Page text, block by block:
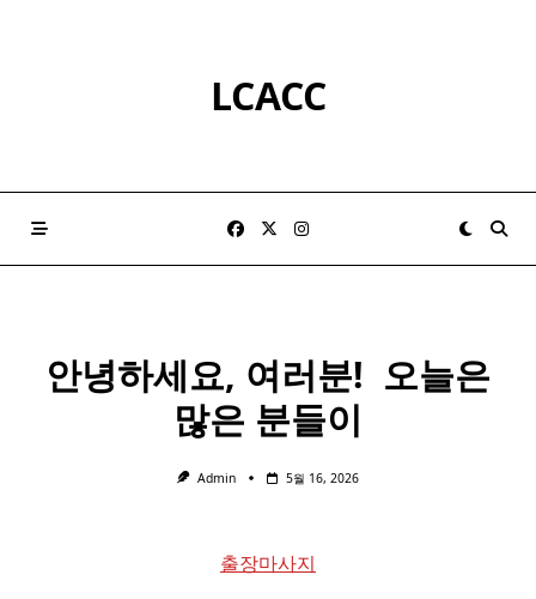
LCACC
안녕하세요, 여러분! ​ 오늘은
많은 분들이
Admin 5월 16, 2026
출장마사지